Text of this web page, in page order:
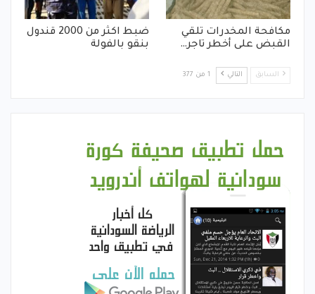
مكافحة المخدرات تلقي
القبض على أخطر تاجر…
ضبط اكثر من 2000 قندول
بنقو بالفولة
السابق التالي 1 من 377